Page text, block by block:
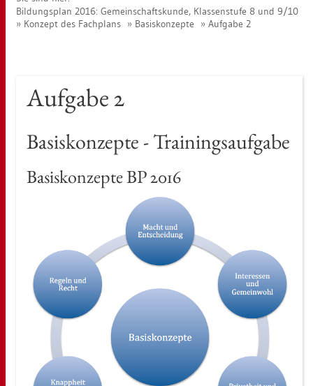
Bil­dungs­plan 2016: Ge­mein­schafts­kun­de, Klas­sen­stu­fe 8 und 9/10
Kon­zept des Fach­plans
Ba­sis­kon­zep­te Auf­ga­be 2
Auf­ga­be 2
Ba­sis­kon­zep­te - Trai­nings­auf­ga­be
Ba­sis­kon­zep­te BP 2016